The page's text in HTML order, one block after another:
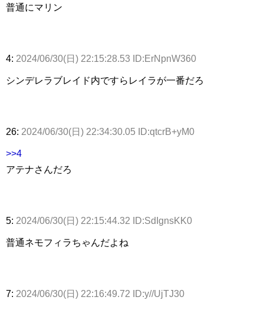
普通にマリン
4: 2024/06/30(日) 22:15:28.53 ID:ErNpnW360
シンデレラブレイド内ですらレイラが一番だろ
26: 2024/06/30(日) 22:34:30.05 ID:qtcrB+yM0
>>4
アテナさんだろ
5: 2024/06/30(日) 22:15:44.32 ID:SdIgnsKK0
普通ネモフィラちゃんだよね
7: 2024/06/30(日) 22:16:49.72 ID:y//UjTJ30